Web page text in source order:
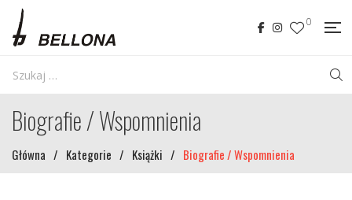
0
Biografie / Wspomnienia
Główna / Kategorie / Książki / Biografie / Wspomnienia